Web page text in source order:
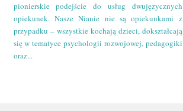
pionierskie podejście do usług dwujęzycznych
opiekunek. Nasze Nianie nie są opiekunkami z
przypadku – wszystkie kochają dzieci, dokształcają
się w tematyce psychologii rozwojowej, pedagogiki
oraz...